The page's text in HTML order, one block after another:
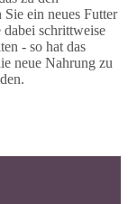
ein neues Futter
dabei schrittweise
- so hat das
neue Nahrung zu